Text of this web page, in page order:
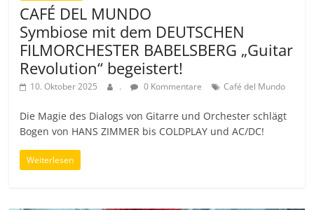
CAFÉ DEL MUNDO
Symbiose mit dem DEUTSCHEN
FILMORCHESTER BABELSBERG „Guitar
Revolution“ begeistert!
10. Oktober 2025 . 0 Kommentare Café del Mundo
Die Magie des Dialogs von Gitarre und Orchester schlägt
Bogen von HANS ZIMMER bis COLDPLAY und AC/DC!
Weiterlesen